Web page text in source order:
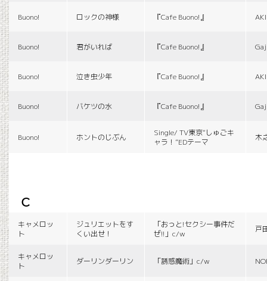
Buono! ロックの神様 『Cafe Buono!』
Buono! 君がいれば 『Cafe Buono!』
Buono! 泣き虫少年 『Cafe Buono!』
Buono! バケツの水 『Cafe Buono!』
Buono! ホントのじぶん
Single/ TV東京“しゅごキ
ャラ！”EDテーマ
木
c
キャメロッ
ト
ジュリエットをす
くい出せ！
「おっと!セクシー事件だ
ぜ!!」c/w
戸
キャメロッ
ト
ダーリンダーリン 「誘惑魔術」c/w